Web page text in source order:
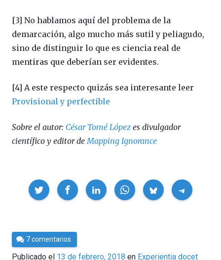
[3] No hablamos aquí del problema de la
demarcación, algo mucho más sutil y peliagudo,
sino de distinguir lo que es ciencia real de
mentiras que deberían ser evidentes.
[4] A este respecto quizás sea interesante leer
Provisional y perfectible
Sobre el autor: César Tomé López es divulgador
científico y editor de Mapping Ignorance
Compartir
Por
César
7 comentarios
Publicado el 13 de febrero, 2018 en Experientia docet